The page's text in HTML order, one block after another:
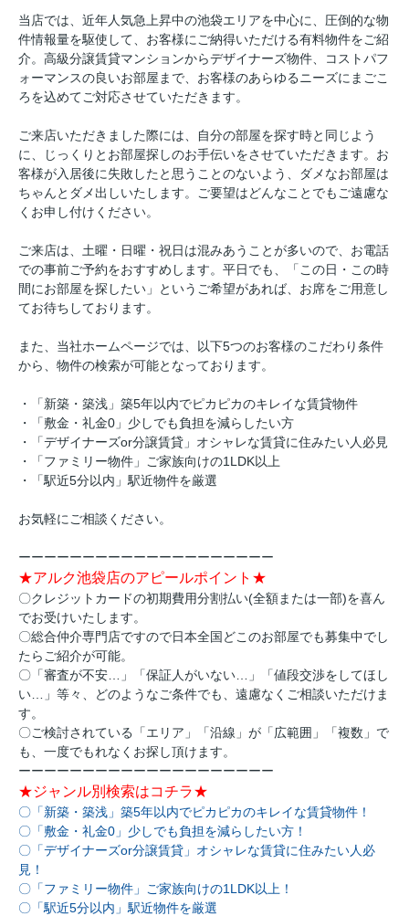
当店では、近年人気急上昇中の池袋エリアを中心に、圧倒的な物
件情報量を駆使して、お客様にご納得いただける有料物件をご紹
介。高級分譲賃貸マンションからデザイナーズ物件、コストパフ
ォーマンスの良いお部屋まで、お客様のあらゆるニーズにまごこ
ろを込めてご対応させていただきます。
ご来店いただきました際には、自分の部屋を探す時と同じよう
に、じっくりとお部屋探しのお手伝いをさせていただきます。お
客様が入居後に失敗したと思うことのないよう、ダメなお部屋は
ちゃんとダメ出しいたします。ご要望はどんなことでもご遠慮な
くお申し付けください。
ご来店は、土曜・日曜・祝日は混みあうことが多いので、お電話
での事前ご予約をおすすめします。平日でも、「この日・この時
間にお部屋を探したい」というご希望があれば、お席をご用意し
てお待ちしております。
また、当社ホームページでは、以下5つのお客様のこだわり条件
から、物件の検索が可能となっております。
・「新築・築浅」築5年以内でピカピカのキレイな賃貸物件
・「敷金・礼金0」少しでも負担を減らしたい方
・「デザイナーズor分譲賃貸」オシャレな賃貸に住みたい人必見
・「ファミリー物件」ご家族向けの1LDK以上
・「駅近5分以内」駅近物件を厳選
お気軽にご相談ください。
ーーーーーーーーーーーーーーーーーーーー
★アルク池袋店のアピールポイント★
〇クレジットカードの初期費用分割払い(全額または一部)を喜ん
でお受けいたします。
〇総合仲介専門店ですので日本全国どこのお部屋でも募集中でし
たらご紹介が可能。
〇「審査が不安…」「保証人がいない…」「値段交渉をしてほし
い…」等々、どのようなご条件でも、遠慮なくご相談いただけま
す。
〇ご検討されている「エリア」「沿線」が「広範囲」「複数」で
も、一度でもれなくお探し頂けます。
ーーーーーーーーーーーーーーーーーーーー
★ジャンル別検索はコチラ★
〇「新築・築浅」築5年以内でピカピカのキレイな賃貸物件！
〇「敷金・礼金0」少しでも負担を減らしたい方！
〇「デザイナーズor分譲賃貸」オシャレな賃貸に住みたい人必
見！
〇「ファミリー物件」ご家族向けの1LDK以上！
〇「駅近5分以内」駅近物件を厳選